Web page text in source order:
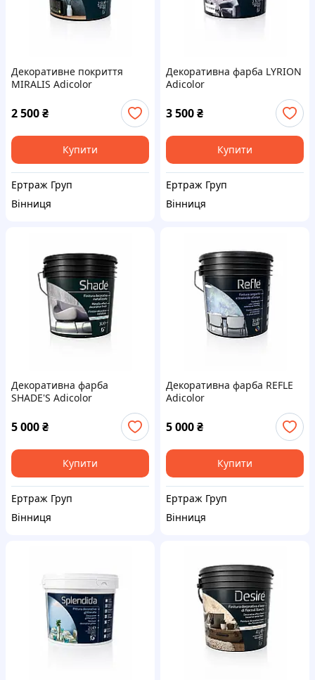
Декоративне покриття
MIRALIS Adicolor
2 500₴
Купити
Ертраж Груп
Вінниця
Декоративна фарба LYRION
Adicolor
3 500₴
Купити
Ертраж Груп
Вінниця
Декоративна фарба
SHADE'S Adicolor
5 000₴
Купити
Ертраж Груп
Вінниця
Декоративна фарба REFLE
Adicolor
5 000₴
Купити
Ертраж Груп
Вінниця